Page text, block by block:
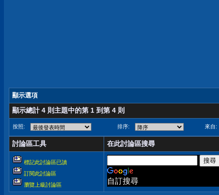
顯示選項
顯示總計 4 則主題中的第 1 到第 4 則
按照: 排序: 來自:
討論區工具 在此討論區搜尋
標記此討論區已讀
訂閱此討論區
瀏覽上級討論區
自訂搜尋